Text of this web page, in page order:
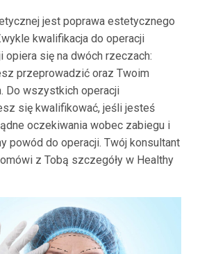
jest poprawa estetycznego
kwalifikacja do operacji
opiera się na dwóch rzeczach:
przeprowadzić oraz Twoim
Do wszystkich operacji
się kwalifikować, jeśli jesteś
oczekiwania wobec zabiegu i
powód do operacji. Twój konsultant
z Tobą szczegóły w Healthy